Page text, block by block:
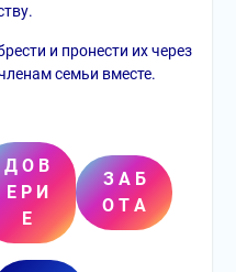
и пронести их через
семьи вместе.
Д О В
Е Р И
Е
З А Б
О Т А